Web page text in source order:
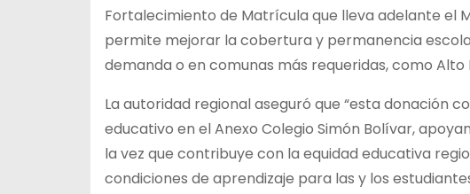
Fortalecimiento de Matrícula que lleva adelante el
permite mejorar la cobertura y permanencia
demanda o en comunas más requeridas, como Alto
La autoridad regional aseguró que “esta
educativo en el Anexo Colegio Simón Bolívar,
la vez que contribuye con la equidad educativa
condiciones de aprendizaje para las y los